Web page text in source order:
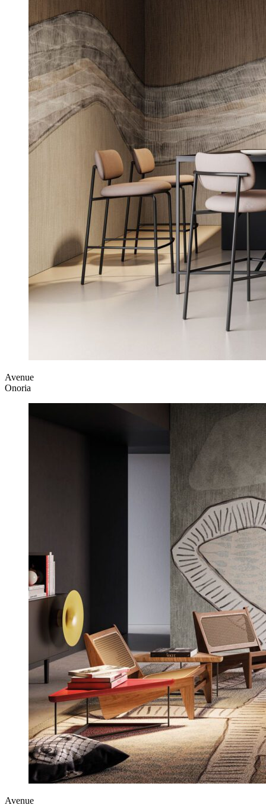
Avenue
Onoria
Avenue